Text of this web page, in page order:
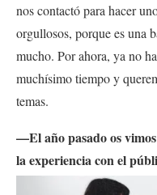
nos contactó para hacer
orgullosos, porque es una
mucho. Por ahora, ya no
muchísimo tiempo y
temas.
—El año pasado os
la experiencia con el